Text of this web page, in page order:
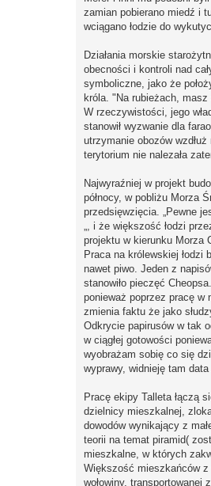
zamian pobierano miedź i
wciągano łodzie do
Działania morskie
obecności i kontroli nad
symboliczne, jako że
króla. "Na rubieżach,
W rzeczywistości, jego
stanowił wyzwanie dla
utrzymanie obozów
terytorium nie nalezała
Najwyraźniej w projekt
północy, w pobliżu Morza
przedsięwzięcia. „Pewne
„, i że większość łodzi
projektu w kierunku Morza
Praca na królewskiej łodzi
nawet piwo. Jeden z
stanowiło pieczęć
ponieważ poprzez pracę w
zmienia faktu że jako
Odkrycie papirusów w tak
w ciągłej gotowości
wyobrażam sobię co się
wyprawy, widnieję tam
Pracę ekipy Talleta łączą
dzielnicy mieszkalnej,
dowodów wynikający z
teorii na temat piramid(
mieszkalne, w których
Większość mieszkańców z
wołowiny,